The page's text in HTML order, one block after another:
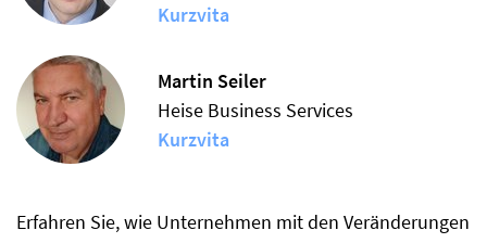
Kurzvita
Martin Seiler
Heise Business Services
Kurzvita
Erfahren Sie, wie Unternehmen mit den Veränderungen